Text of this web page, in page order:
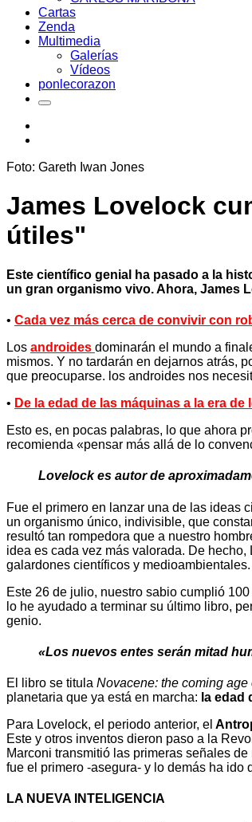
Cartas
Zenda
Multimedia
Galerías
Vídeos
ponlecorazon
Foto: Gareth Iwan Jones
James Lovelock
útiles"
Este científico genial ha pasado a la
un gran organismo vivo. Ahora, James
• Cada vez más cerca de convivir con
Los androides dominarán el mundo a
mismos. Y no tardarán en dejarnos atrás,
que preocuparse. los androides nos
• De la edad de las máquinas a la era de
Esto es, en pocas palabras, lo que ahora
recomienda «pensar más allá de lo
Lovelock es autor de
Fue el primero en lanzar una de las ideas
un organismo único, indivisible, que
resultó tan rompedora que a nuestro
idea es cada vez más valorada. De
galardones científicos y medioambientales.
Este 26 de julio, nuestro sabio cumplió
lo he ayudado a terminar su último libro,
genio.
«Los nuevos entes serán mitad
El libro se titula Novacene: the coming
planetaria que ya está en marcha: la edad
Para Lovelock, el periodo anterior, el
Este y otros inventos dieron paso a la
Marconi transmitió las primeras señales
fue el primero -asegura- y lo demás ha ido
LA NUEVA INTELIGENCIA